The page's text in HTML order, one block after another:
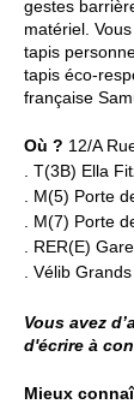
gestes
matériel.
tapis
tapis éco-
française
Où ? 12/A
. T(3B) Ella
. M(5) Porte
. M(7) Porte
. RER(E)
. Vélib
Vous avez
d'écrire à
Mieux